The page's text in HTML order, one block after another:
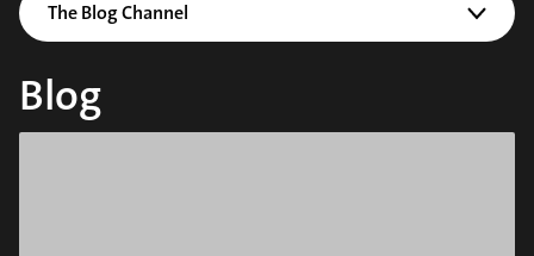
The Blog Channel
Blog